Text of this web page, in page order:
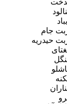
جام
حیدریه